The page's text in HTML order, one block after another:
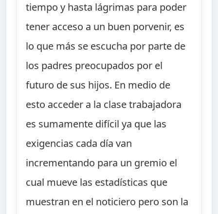
tiempo y hasta lágrimas para poder
tener acceso a un buen porvenir, es
lo que más se escucha por parte de
los padres preocupados por el
futuro de sus hijos. En medio de
esto acceder a la clase trabajadora
es sumamente difícil ya que las
exigencias cada día van
incrementando para un gremio el
cual mueve las estadísticas que
muestran en el noticiero pero son la